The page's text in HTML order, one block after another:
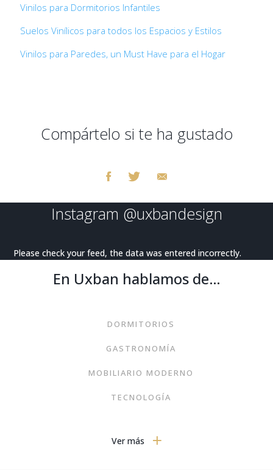
Vinilos para Dormitorios Infantiles
Suelos Vinílicos para todos los Espacios y Estilos
Vinilos para Paredes, un Must Have para el Hogar
Compártelo si te ha gustado
Instagram @uxbandesign
Please check your feed, the data was entered incorrectly.
En Uxban hablamos de…
DORMITORIOS
GASTRONOMÍA
MOBILIARIO MODERNO
TECNOLOGÍA
ARTE
Ver más